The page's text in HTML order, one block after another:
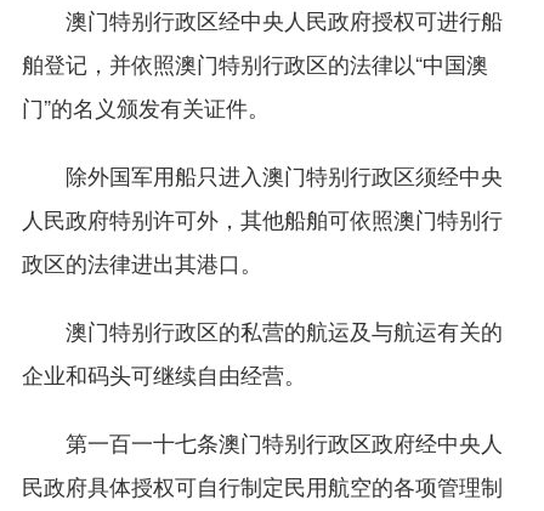
澳门特别行政区经中央人民政府授权可进行船
舶登记，并依照澳门特别行政区的法律以“中国澳
门”的名义颁发有关证件。
除外国军用船只进入澳门特别行政区须经中央
人民政府特别许可外，其他船舶可依照澳门特别行
政区的法律进出其港口。
澳门特别行政区的私营的航运及与航运有关的
企业和码头可继续自由经营。
第一百一十七条澳门特别行政区政府经中央人
民政府具体授权可自行制定民用航空的各项管理制